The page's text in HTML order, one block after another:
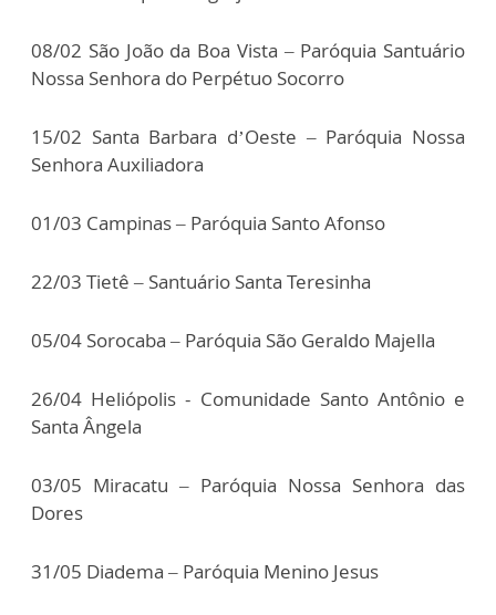
08/02 São João da Boa Vista – Paróquia Santuário
Nossa Senhora do Perpétuo Socorro
15/02 Santa Barbara d’Oeste – Paróquia Nossa
Senhora Auxiliadora
01/03 Campinas – Paróquia Santo Afonso
22/03 Tietê – Santuário Santa Teresinha
05/04 Sorocaba – Paróquia São Geraldo Majella
26/04 Heliópolis - Comunidade Santo Antônio e
Santa Ângela
03/05 Miracatu – Paróquia Nossa Senhora das
Dores
31/05 Diadema – Paróquia Menino Jesus